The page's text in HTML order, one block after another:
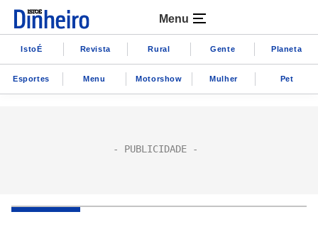
Menu
IstoÉ Revista Rural Gente Planeta
Esportes Menu Motorshow Mulher Pet